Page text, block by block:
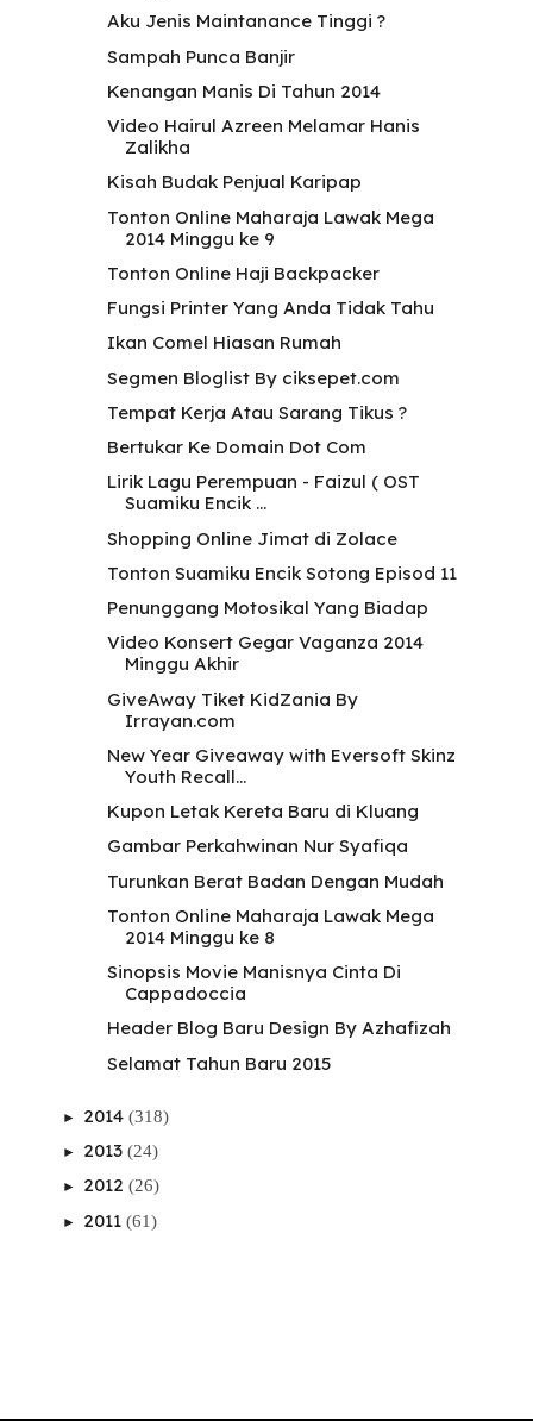
Aku Jenis Maintanance Tinggi ?
Sampah Punca Banjir
Kenangan Manis Di Tahun 2014
Video Hairul Azreen Melamar Hanis
Zalikha
Kisah Budak Penjual Karipap
Tonton Online Maharaja Lawak Mega
2014 Minggu ke 9
Tonton Online Haji Backpacker
Fungsi Printer Yang Anda Tidak Tahu
Ikan Comel Hiasan Rumah
Segmen Bloglist By ciksepet.com
Tempat Kerja Atau Sarang Tikus ?
Bertukar Ke Domain Dot Com
Lirik Lagu Perempuan - Faizul ( OST
Suamiku Encik ...
Shopping Online Jimat di Zolace
Tonton Suamiku Encik Sotong Episod 11
Penunggang Motosikal Yang Biadap
Video Konsert Gegar Vaganza 2014
Minggu Akhir
GiveAway Tiket KidZania By
Irrayan.com
New Year Giveaway with Eversoft Skinz
Youth Recall...
Kupon Letak Kereta Baru di Kluang
Gambar Perkahwinan Nur Syafiqa
Turunkan Berat Badan Dengan Mudah
Tonton Online Maharaja Lawak Mega
2014 Minggu ke 8
Sinopsis Movie Manisnya Cinta Di
Cappadoccia
Header Blog Baru Design By Azhafizah
Selamat Tahun Baru 2015
► 2014 (318)
► 2013 (24)
► 2012 (26)
► 2011 (61)